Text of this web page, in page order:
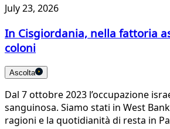
July 23, 2026
In Cisgiordania, nella fattoria
coloni
Ascolta
Dal 7 ottobre 2023 l’occupazione
sanguinosa. Siamo stati in West
ragioni e la quotidianità di resta in